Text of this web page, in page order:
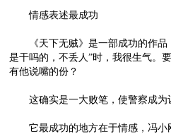
情感表述最成功
《天下无贼》是一部成功的作品
是干吗的，不丢人”时，我很生气。
有他说嘴的份？
这确实是一大败笔，使警察成为
它最成功的地方在于情感，冯小